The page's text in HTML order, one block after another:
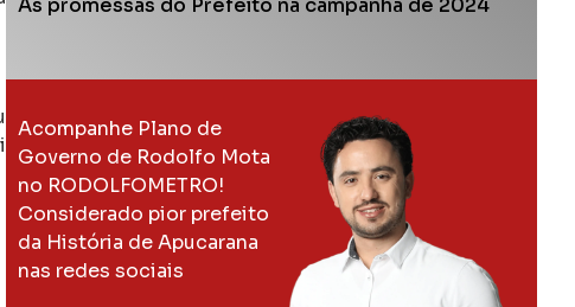
As promessas do Prefeito na campanha de 2024
Acompanhe Plano de
Governo de Rodolfo Mota
no RODOLFOMETRO!
Considerado pior prefeito
da História de Apucarana
nas redes sociais